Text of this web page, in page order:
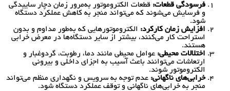
فرسودگی قطعات: قطعات الکتروموتور به‌مرور زمان دچار ساییدگی
و فرسایش می‌شوند که می‌تواند منجر به کاهش عملکرد دستگاه
شود.
افزایش زمان کارکرد: الکتروموتورهایی که به‌طور مداوم و بدون
استراحت کار می‌کنند، بیشتر از سایر دستگاه‌ها در معرض خرابی
هستند.
اختلالات محیطی: عوامل محیطی مانند دما، رطوبت، گردوغبار و
ارتعاشات می‌توانند باعث آسیب به اجزای داخلی و بیرونی
الکتروموتور شوند.
خرابی‌های ناگهانی: عدم توجه به سرویس و نگهداری منظم می‌تواند
منجر به خرابی‌های ناگهانی و توقف عملکرد دستگاه شود.